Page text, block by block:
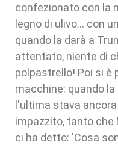
confezionato con la
legno di ulivo… con
quando la darà a
attentato, niente di
polpastrello! Poi si è
macchine: quando
l'ultima stava
impazzito, tanto che
ci ha detto: 'Cosa